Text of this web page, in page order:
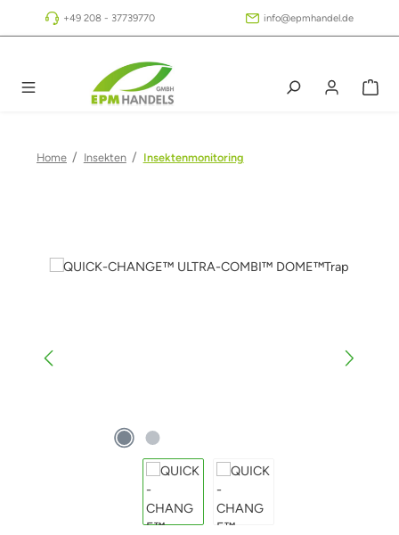
Zum Hauptinhalt springen
+49 208 - 37739770 info@epmhandel.de
Home / Insekten / Insektenmonitoring
Bildergalerie überspringen